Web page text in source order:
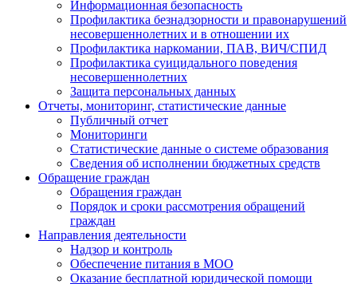
Информационная безопасность
Профилактика безнадзорности и правонарушений
несовершеннолетних и в отношении их
Профилактика наркомании, ПАВ, ВИЧ/СПИД
Профилактика суицидального поведения
несовершеннолетних
Защита персональных данных
Отчеты, мониторинг, статистические данные
Публичный отчет
Мониторинги
Статистические данные о системе образования
Сведения об исполнении бюджетных средств
Обращение граждан
Обращения граждан
Порядок и сроки рассмотрения обращений
граждан
Направления деятельности
Надзор и контроль
Обеспечение питания в МОО
Оказание бесплатной юридической помощи